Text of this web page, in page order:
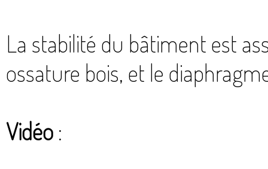
La stabilité du bâtiment est
ossature bois, et le
Vidéo :